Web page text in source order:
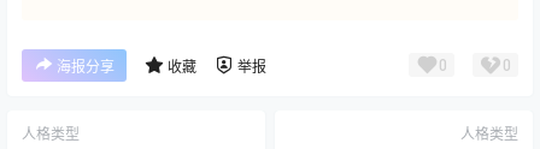
海报分享 收藏 举报 0 0
人格类型 人格类型